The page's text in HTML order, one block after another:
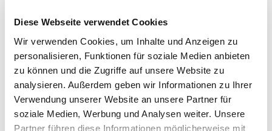
Diese Webseite verwendet Cookies
Wir verwenden Cookies, um Inhalte und Anzeigen zu
personalisieren, Funktionen für soziale Medien anbieten
zu können und die Zugriffe auf unsere Website zu
analysieren. Außerdem geben wir Informationen zu Ihrer
Verwendung unserer Website an unsere Partner für
soziale Medien, Werbung und Analysen weiter. Unsere
Partner führen diese Informationen möglicherweise mit
Poleinsatzgewicht: ca. 640 g/m²
Gesamtgewicht:
ca. 1830 g/m²
Brandverhalten:
Bfl
Schallabsorption:
0.2 αw